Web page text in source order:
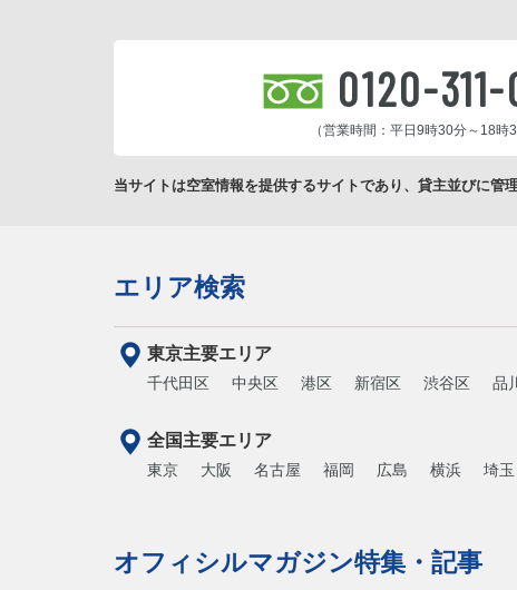
0120-311-
（営業時間：平日9時30分～18時
当サイトは空室情報を提供するサイトであり、貸主並びに管
エリア検索
東京主要エリア
千代田区 中央区 港区 新宿区 渋谷区 品
全国主要エリア
東京 大阪 名古屋 福岡 広島 横浜 埼玉
オフィシルマガジン特集・記事